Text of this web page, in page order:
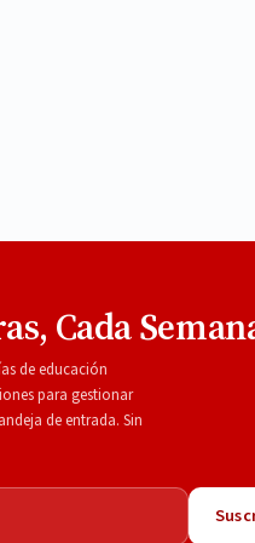
Cada
de educación
para gestionar
de entrada. Sin